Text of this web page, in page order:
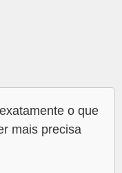
o que
mais precisa